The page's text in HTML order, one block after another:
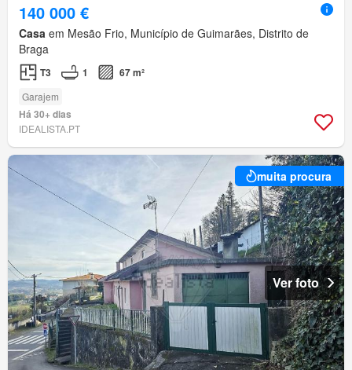
140 000 €
Casa em Mesão Frio, Município de Guimarães, Distrito de
Braga
T3 1 67 m²
Garajem
Há 30+ dias
IDEALISTA.PT
muita procura
Ver foto